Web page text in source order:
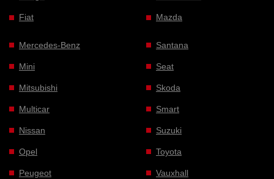
Fiat Mazda
Mercedes-Benz
Mini
Mitsubishi
Multicar
Nissan
Opel
Peugeot
Santana
Seat
Skoda
Smart
Suzuki
Toyota
Vauxhall